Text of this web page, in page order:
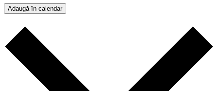
Adaugă în calendar